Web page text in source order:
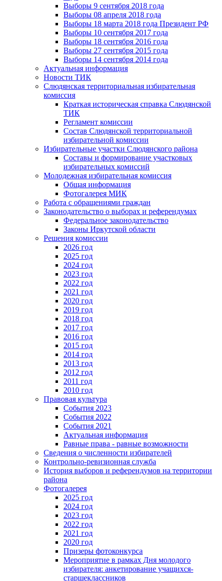
Выборы 9 сентября 2018 года
Выборы 08 апреля 2018 года
Выборы 18 марта 2018 года Президент РФ
Выборы 10 сентября 2017 года
Выборы 18 сентября 2016 года
Выборы 27 сентября 2015 года
Выборы 14 сентября 2014 года
Актуальная информация
Новости ТИК
Слюдянская территориальная избирательная
комиссия
Краткая историческая справка Слюдянской
ТИК
Регламент комиссии
Состав Слюдянской территориальной
избирательной комиссии
Избирательные участки Слюдянского района
Составы и формирование участковых
избирательных комиссий
Молодежная избирательная комиссия
Общая информация
Фотогалерея МИК
Работа с обращениями граждан
Законодательство о выборах и референдумах
Федеральное законодательство
Законы Иркутской области
Решения комиссии
2026 год
2025 год
2024 год
2023 год
2022 год
2021 год
2020 год
2019 год
2018 год
2017 год
2016 год
2015 год
2014 год
2013 год
2012 год
2011 год
2010 год
Правовая культура
События 2023
События 2022
События 2021
Актуальная информация
Равные права - равные возможности
Сведения о численности избирателей
Контрольно-ревизионная служба
История выборов и референдумов на территории
района
Фотогалерея
2025 год
2024 год
2023 год
2022 год
2021 год
2020 год
Призеры фотоконкурса
Мероприятие в рамках Дня молодого
избирателя: анкетирование учащихся-
старшеклассников